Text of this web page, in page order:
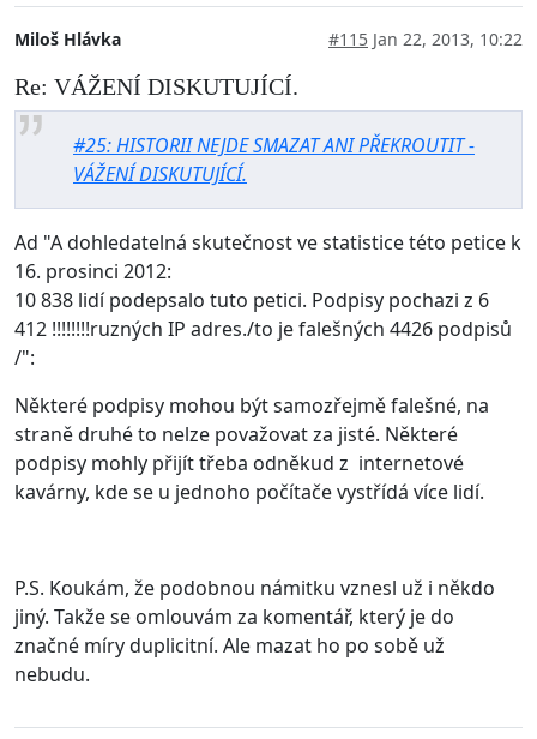
Miloš Hlávka #115 Jan 22, 2013, 10:22
Re: VÁŽENÍ DISKUTUJÍCÍ.
#25: HISTORII NEJDE SMAZAT ANI PŘEKROUTIT -
VÁŽENÍ DISKUTUJÍCÍ.
Ad "A dohledatelná skutečnost ve statistice této petice k
16. prosinci 2012:
10 838 lidí podepsalo tuto petici. Podpisy pochazi z 6
412 !!!!!!!!ruzných IP adres./to je falešných 4426 podpisů
/":
Některé podpisy mohou být samozřejmě falešné, na
straně druhé to nelze považovat za jisté. Některé
podpisy mohly přijít třeba odněkud z internetové
kavárny, kde se u jednoho počítače vystřídá více lidí.
P.S. Koukám, že podobnou námitku vznesl už i někdo
jiný. Takže se omlouvám za komentář, který je do
značné míry duplicitní. Ale mazat ho po sobě už
nebudu.